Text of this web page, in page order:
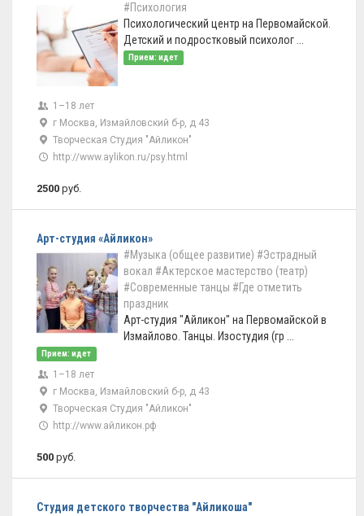
#Психология
Психологический центр на Первомайской.
Детский и подростковый психолог ...
Прием: идет
1–18 лет
г Москва, Измайловский б-р, д 43
Творческая Студия "Айликон"
http://www.aylikon.ru/psy.html
2500 руб.
Арт-студия «Айликон»
#Музыка (общее развитие) #Эстрадный
вокал #Актерское мастерство (театр)
#Современные танцы #Где отметить
праздник
Арт-студия "Айликон" на Первомайской в
Измайлово. Танцы. Изостудия (гр ...
Прием: идет
1–18 лет
г Москва, Измайловский б-р, д 43
Творческая Студия "Айликон"
http://www.айликон.рф
500 руб.
Студия детского творчества "Айликоша"